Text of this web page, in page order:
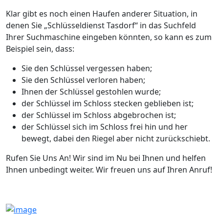
Klar gibt es noch einen Haufen anderer Situation, in
denen Sie „Schlüsseldienst Tasdorf“ in das Suchfeld
Ihrer Suchmaschine eingeben könnten, so kann es zum
Beispiel sein, dass:
Sie den Schlüssel vergessen haben;
Sie den Schlüssel verloren haben;
Ihnen der Schlüssel gestohlen wurde;
der Schlüssel im Schloss stecken geblieben ist;
der Schlüssel im Schloss abgebrochen ist;
der Schlüssel sich im Schloss frei hin und her
bewegt, dabei den Riegel aber nicht zurückschiebt.
Rufen Sie Uns An! Wir sind im Nu bei Ihnen und helfen
Ihnen unbedingt weiter. Wir freuen uns auf Ihren Anruf!